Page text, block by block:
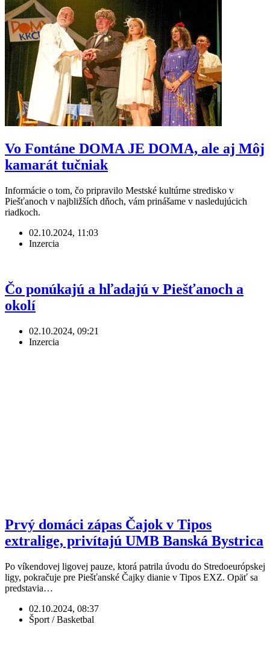
Vo Fontáne DOMA JE DOMA, ale aj Môj
kamarát tučniak
Informácie o tom, čo pripravilo Mestské kultúrne stredisko v
Piešťanoch v najbližších dňoch, vám prinášame v nasledujúcich
riadkoch.
02.10.2024, 11:03
Inzercia
Čo ponúkajú a hľadajú v Piešťanoch a
okolí
02.10.2024, 09:21
Inzercia
Prvý domáci zápas Čajok v Tipos
extralige, privítajú UMB Banská Bystrica
Po víkendovej ligovej pauze, ktorá patrila úvodu do Stredoeurópskej
ligy, pokračuje pre Piešťanské Čajky dianie v Tipos EXZ. Opäť sa
predstavia…
02.10.2024, 08:37
Šport / Basketbal